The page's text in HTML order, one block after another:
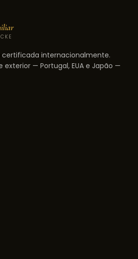
certificada internacionalmente.
exterior — Portugal, EUA e Japão —